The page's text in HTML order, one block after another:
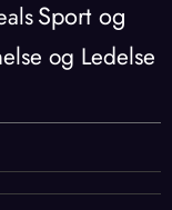
Sport og
og Ledelse